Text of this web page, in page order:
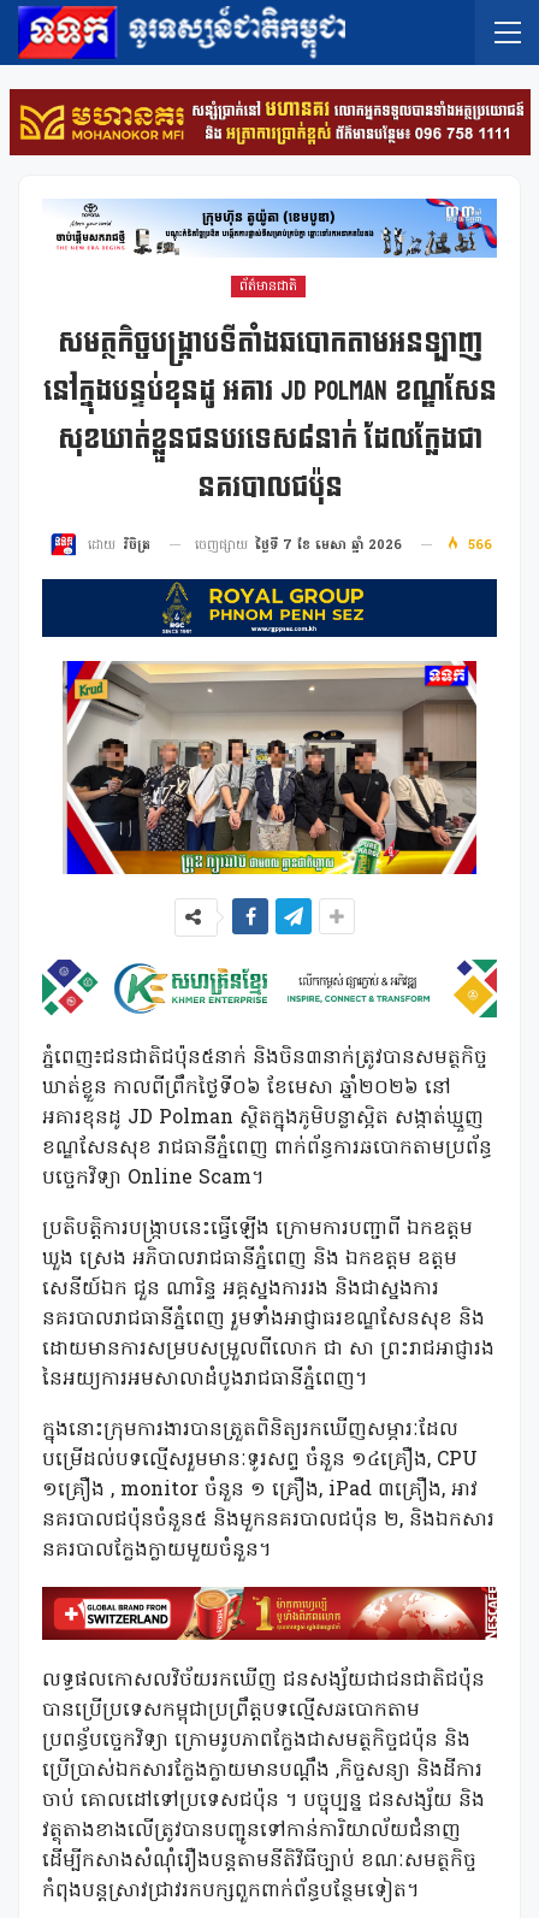
ព័ត៌មានជាតិ
សមត្ថកិច្ចបង្ក្រាបទីតាំងឆបោកតាមអនឡាញ
នៅក្នុងបន្ទប់ខុនដូ អគារ JD Polman ខណ្ឌសែន
សុខឃាត់ខ្លួនជនបរទេស៨នាក់ ដែលក្លែងជា
នគរបាលជប៉ុន
ដោយ វិចិត្រ ចេញផ្សាយ ថ្ងៃទី 7 ខែ មេសា ឆ្នាំ 2026 566
ភ្នំពេញ៖ជនជាតិជប៉ុន៥នាក់ និងចិន៣នាក់ត្រូវបានសមត្ថកិច្ច
ឃាត់ខ្លួន កាលពីព្រឹកថ្ងៃទី០៦ ខែមេសា ឆ្នាំ២០២៦ នៅ
អគារខុនដូ JD Polman ស្ថិតក្នុងភូមិបន្លាស្អិត សង្កាត់ឃ្មួញ
ខណ្ឌសែនសុខ រាជធានីភ្នំពេញ ពាក់ព័ន្ធការឆបោកតាមប្រព័ន្ធ
បច្ចេកវិទ្យា Online Scam។
ប្រតិបត្តិការបង្ក្រាបនេះធ្វើឡើង ក្រោមការបញ្ជាពី ឯកឧត្តម
ឃួង ស្រេង អភិបាលរាជធានីភ្នំពេញ និង ឯកឧត្តម ឧត្តម
សេនីយ៍ឯក ជួន ណារិន្ទ អគ្គស្នងការរង និងជាស្នងការ
នគរបាលរាជធានីភ្នំពេញ រួមទាំងអាជ្ញាធរខណ្ឌសែនសុខ និង
ដោយមានការសម្របសម្រួលពីលោក ជា សា ព្រះរាជអាជ្ញារង
នៃអយ្យការអមសាលាដំបូងរាជធានីភ្នំពេញ។
ក្នុងនោះក្រុមការងារបានត្រួតពិនិត្យរកឃើញសម្ភារៈដែល
បម្រើដល់បទល្មើសរួមមានៈទូរសព្ទ ចំនួន ១៤គ្រឿង, CPU
១គ្រឿង , monitor ចំនួន ១ គ្រឿង, iPad ៣គ្រឿង, អាវ
នគរបាលជប៉ុនចំនួន៥ និងមួកនគរបាលជប៉ុន ២, និងឯកសារ
នគរបាលក្លែងក្លាយមួយចំនួន។
លទ្ធផលកោសលវិច័យរកឃើញ ជនសង្ស័យជាជនជាតិជប៉ុន
បានប្រើប្រទេសកម្ពុជាប្រព្រឹត្តបទល្មើសឆបោកតាម
ប្រពន្ធ័បច្ចេកវិទ្យា ក្រោមរូបភាពក្លែងជាសមត្ថកិច្ចជប៉ុន និង
ប្រើប្រាស់ឯកសារក្លែងក្លាយមានបណ្តឹង ,កិច្ចសន្យា និងដីការ
ចាប់ គោលដៅទៅប្រទេសជប៉ុន ។ បច្ចុប្បន្ន ជនសង្ស័យ និង
វត្ថុតាងខាងលើត្រូវបានបញ្ជូនទៅកាន់ការិយាល័យជំនាញ
ដើម្បីកសាងសំណុំរឿងបន្តតាមនីតិវិធីច្បាប់ ខណៈសមត្ថកិច្ច
កំពុងបន្តស្រាវជ្រាវរកបក្សពួកពាក់ព័ន្ធបន្ថែមទៀត។